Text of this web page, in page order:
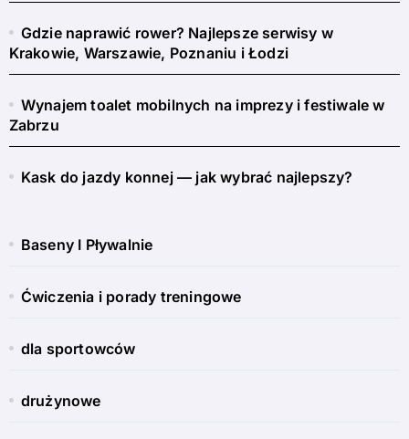
Gdzie naprawić rower? Najlepsze serwisy w
Krakowie, Warszawie, Poznaniu i Łodzi
Wynajem toalet mobilnych na imprezy i festiwale w
Zabrzu
Kask do jazdy konnej — jak wybrać najlepszy?
Baseny I Pływalnie
Ćwiczenia i porady treningowe
dla sportowców
drużynowe